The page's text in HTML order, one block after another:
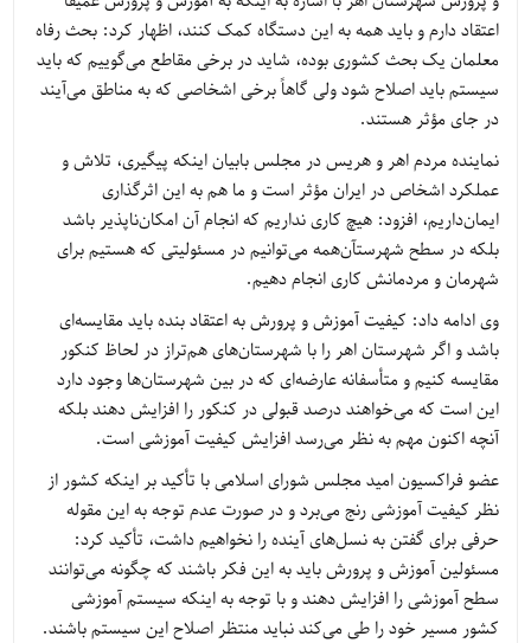
اعتقاد دارم و باید همه به این دستگاه کمک کنند، اظهار کرد: بحث رفاه
معلمان یک بحث کشوری بوده، شاید در برخی مقاطع می‌گوییم که باید
سیستم باید اصلاح شود ولی گاهاً برخی اشخاصی که به مناطق می‌آیند
در جای مؤثر هستند.
نماینده مردم اهر و هریس در مجلس بابیان اینکه پیگیری، تلاش و
عملکرد اشخاص در ایران مؤثر است و ما هم به این اثرگذاری
ایمان‌داریم، افزود: هیچ کاری نداریم که انجام آن امکان‌ناپذیر باشد
بلکه در سطح شهرستآن‌همه می‌توانیم در مسئولیتی که هستیم برای
شهرمان و مردمانش کاری انجام دهیم.
وی ادامه داد: کیفیت آموزش و پرورش به اعتقاد بنده باید مقایسه‌ای
باشد و اگر شهرستان اهر را با شهرستان‌های هم‌تراز در لحاظ کنکور
مقایسه کنیم و متأسفانه عارضه‌ای که در بین شهرستان‌ها وجود دارد
این است که می‌خواهند درصد قبولی در کنکور را افزایش دهند بلکه
آنچه اکنون مهم به نظر می‌رسد افزایش کیفیت آموزشی است.
عضو فراکسیون امید مجلس شورای اسلامی با تأکید بر اینکه کشور از
نظر کیفیت آموزشی رنج می‌برد و در صورت عدم توجه به این مقوله
حرفی برای گفتن به نسل‌های آینده را نخواهیم داشت، تأکید کرد:
مسئولین آموزش و پرورش باید به این فکر باشند که چگونه می‌توانند
سطح آموزشی را افزایش دهند و با توجه به اینکه سیستم آموزشی
کشور مسیر خود را طی می‌کند نباید منتظر اصلاح این سیستم باشند.